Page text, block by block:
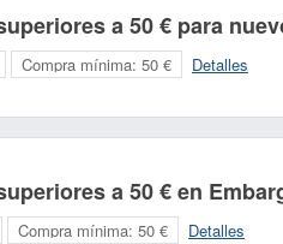
a 50 € para
Compra mínima: 50 € Detalles
a 50 € en
Compra mínima: 50 € Detalles